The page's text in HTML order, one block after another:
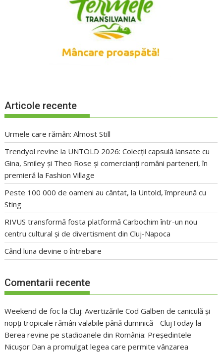
Articole recente
Urmele care rămân: Almost Still
Trendyol revine la UNTOLD 2026: Colecții capsulă lansate cu
Gina, Smiley și Theo Rose și comercianți români parteneri, în
premieră la Fashion Village
Peste 100 000 de oameni au cântat, la Untold, împreună cu
Sting
RIVUS transformă fosta platformă Carbochim într-un nou
centru cultural și de divertisment din Cluj-Napoca
Când luna devine o întrebare
Comentarii recente
Weekend de foc la Cluj: Avertizările Cod Galben de caniculă și
nopți tropicale rămân valabile până duminică - ClujToday la
Berea revine pe stadioanele din România: Președintele
Nicușor Dan a promulgat legea care permite vânzarea